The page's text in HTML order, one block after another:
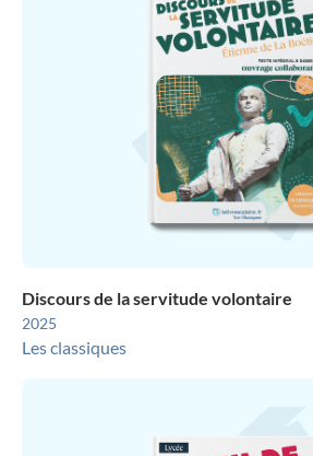
Discours de la servitude volontaire
2025
Les classiques